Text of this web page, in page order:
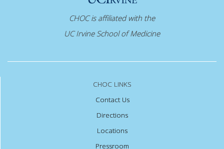
CHOC is affiliated with the
UC Irvine School of Medicine
CHOC LINKS
Contact Us
Directions
Locations
Pressroom